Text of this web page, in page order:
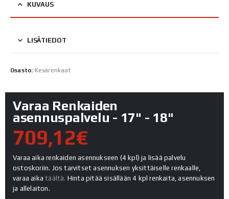
KUVAUS
LISÄTIEDOT
Osasto: Kesärenkaat
Varaa Renkaiden
asennuspalvelu - 17" - 18"
709,12€
Varaa aika renkaiden asennukseen (4 kpl) ja lisää palvelu
ostoskoriin. Jos tarvitset asennuksen yksittäiselle renkaalle,
varaa aikatäältä. Hinta pitää sisällään 4 kpl renkaita, asennuksen
ja allelaiton.